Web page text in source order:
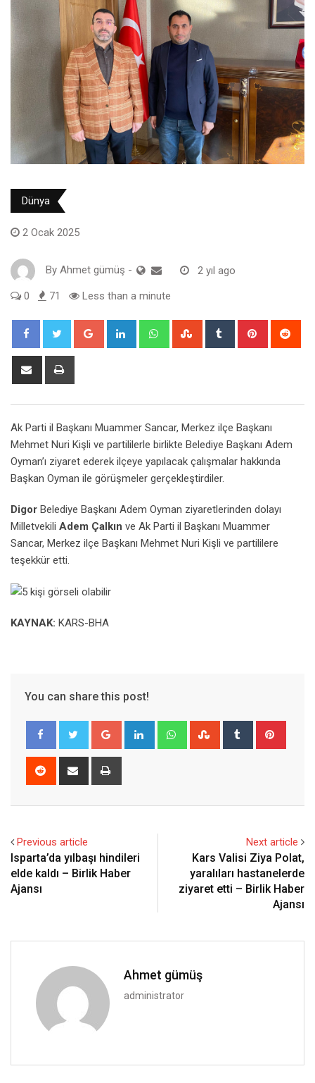
Dünya
2 Ocak 2025
By Ahmet gümüş - 2 yıl ago
0 71 Less than a minute
Google+ LinkedIn WhatsappStumbleUpon
Tumblr Pinterest
Share
Ak Parti il Başkanı Muammer Sancar, Merkez ilçe Başkanı
Mehmet Nuri Kişli ve partililerle birlikte Belediye Başkanı Adem
Oyman’ı ziyaret ederek ilçeye yapılacak çalışmalar hakkında
Başkan Oyman ile görüşmeler gerçekleştirdiler.
Digor Belediye Başkanı Adem Oyman ziyaretlerinden dolayı
Milletvekili Adem Çalkın ve Ak Parti il Başkanı Muammer
Sancar, Merkez ilçe Başkanı Mehmet Nuri Kişli ve partililere
teşekkür etti.
KAYNAK: KARS-BHA
You can share this post!
Google+ LinkedIn WhatsappStumbleUpon
Tumblr
Reddit
Share
Previous article
Isparta’da yılbaşı hindileri
elde kaldı – Birlik Haber
Ajansı
Next article
Kars Valisi Ziya Polat,
yaralıları hastanelerde
ziyaret etti – Birlik Haber
Ajansı
Ahmet gümüş
administrator